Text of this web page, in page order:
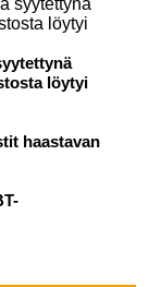
löytyi
haastavan